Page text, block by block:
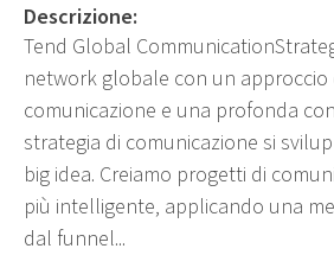
Descrizione:
Tend Global
network globale con un
comunicazione e una profonda
strategia di comunicazione si
big idea. Creiamo progetti di
più intelligente, applicando una
dal funnel...